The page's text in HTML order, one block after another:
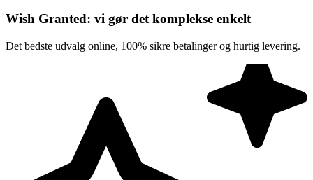
Wish Granted: vi gør det komplekse enkelt
Det bedste udvalg online, 100% sikre betalinger og hurtig levering.